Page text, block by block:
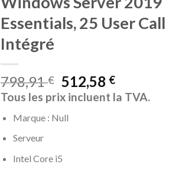
Essentials, 25 User Call
Intégré
798,91€ 512,58 €
Tous les prix incluent la TVA.
Marque : Null
Serveur
Intel Core i5